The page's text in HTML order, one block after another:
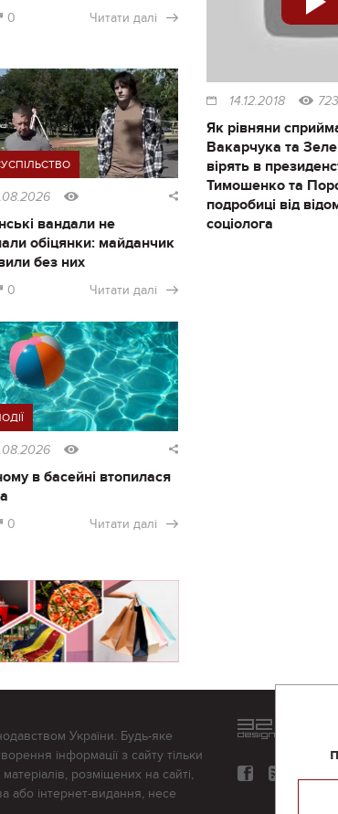
0 Читати далі
вандали не
обіцянки: майданчик
без них
0 Читати далі
в басейні втопилася
0 Читати далі
14.12.2018
Як рівняни
Вакарчука та
вірять в
Тимошенко та
подробиці від
соціолога
України. Будь-яке
інформації з сайту тільки
розміщених на сайті,
або інтернет-видання, несе